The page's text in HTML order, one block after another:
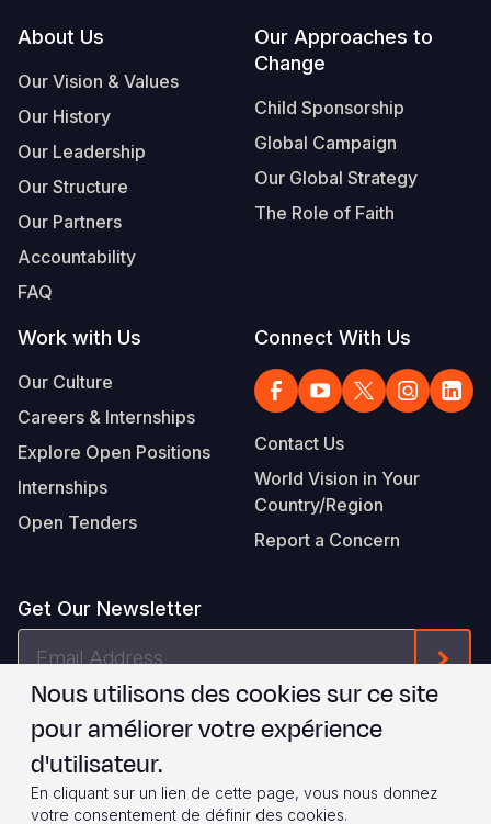
Footer
About Us
Our Vision & Values
Our History
Our Leadership
Our Structure
Our Partners
Accountability
FAQ
Our Approaches to
Change
Child Sponsorship
Global Campaign
Our Global Strategy
The Role of Faith
Work with Us
Our Culture
Careers & Internships
Explore Open Positions
Internships
Open Tenders
Connect With Us
Contact Us
World Vision in Your
Country/Region
Report a Concern
Get Our Newsletter
Je suis d'accord avec les WVI's Terms & Conditions
Footer
Privacy Policy Terms of Use
Nous utilisons des cookies sur ce site
pour améliorer votre expérience
d'utilisateur.
En cliquant sur un lien de cette page, vous nous donnez
votre consentement de définir des cookies.